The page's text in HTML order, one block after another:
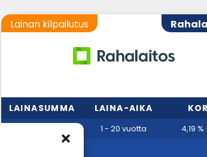
Lainan kilpailutus
LAINASUMMA LAINA-AIKA
1 - 20 vuotta 4,19